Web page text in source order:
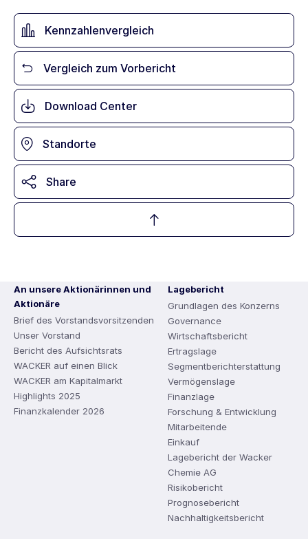
Kennzahlenvergleich
Vergleich zum Vorbericht
Download Center
Standorte
Share
An unsere Aktionärinnen und
Aktionäre
Brief des Vorstandsvorsitzenden
Unser Vorstand
Bericht des Aufsichtsrats
WACKER auf einen Blick
WACKER am Kapitalmarkt
Highlights 2025
Finanzkalender 2026
Lagebericht
Grundlagen des Konzerns
Governance
Wirtschaftsbericht
Ertragslage
Segmentberichterstattung
Vermögenslage
Finanzlage
Forschung & Entwicklung
Mitarbeitende
Einkauf
Lagebericht der Wacker
Chemie AG
Risikobericht
Prognosebericht
Nachhaltigkeitsbericht